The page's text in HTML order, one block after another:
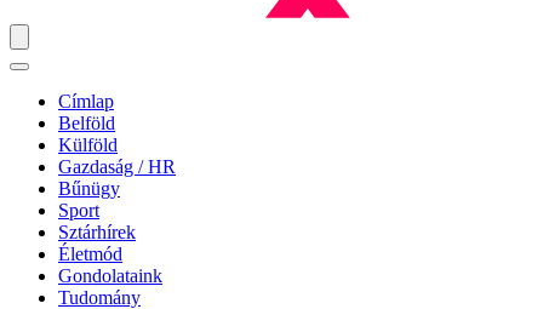
Címlap
Belföld
Külföld
Gazdaság / HR
Bűnügy
Sport
Sztárhírek
Életmód
Gondolataink
Tudomány